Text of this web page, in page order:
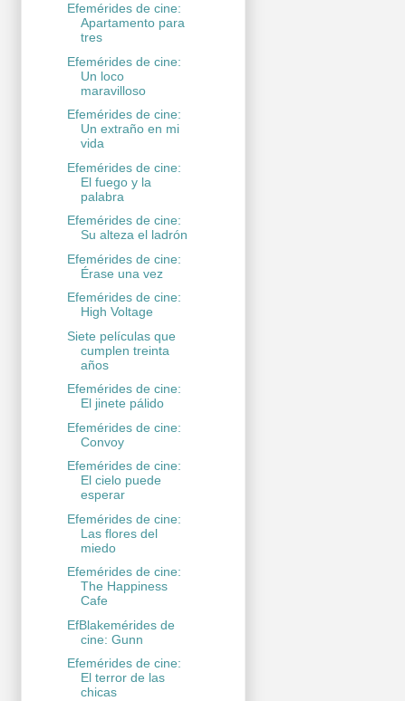
Efemérides de cine:
Apartamento para
tres
Efemérides de cine:
Un loco
maravilloso
Efemérides de cine:
Un extraño en mi
vida
Efemérides de cine:
El fuego y la
palabra
Efemérides de cine:
Su alteza el ladrón
Efemérides de cine:
Érase una vez
Efemérides de cine:
High Voltage
Siete películas que
cumplen treinta
años
Efemérides de cine:
El jinete pálido
Efemérides de cine:
Convoy
Efemérides de cine:
El cielo puede
esperar
Efemérides de cine:
Las flores del
miedo
Efemérides de cine:
The Happiness
Cafe
EfBlakemérides de
cine: Gunn
Efemérides de cine:
El terror de las
chicas